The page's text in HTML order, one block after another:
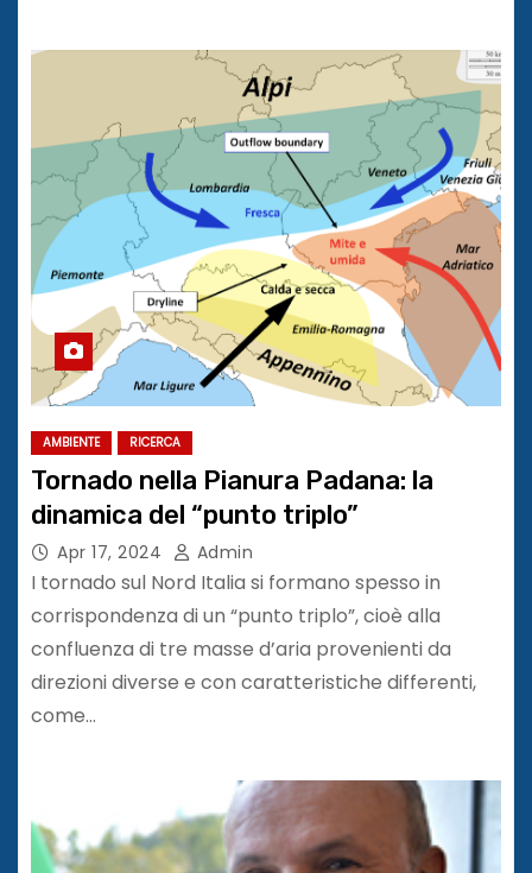
AMBIENTE RICERCA
Tornado nella Pianura Padana: la
dinamica del “punto triplo”
Apr 17, 2024 Admin
I tornado sul Nord Italia si formano spesso in
corrispondenza di un “punto triplo”, cioè alla
confluenza di tre masse d’aria provenienti da
direzioni diverse e con caratteristiche differenti,
come…